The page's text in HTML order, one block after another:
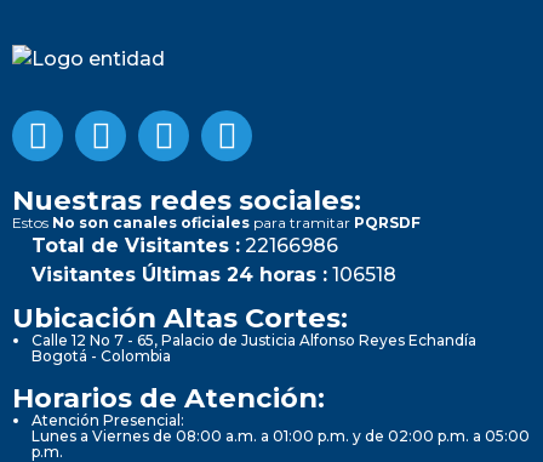
Nuestras redes sociales:
Estos No son canales oficiales para tramitar PQRSDF
Total de Visitantes : 22166986
Visitantes Últimas 24 horas : 106518
Ubicación Altas Cortes:
Calle 12 No 7 - 65, Palacio de Justicia Alfonso Reyes Echandía
Bogotá - Colombia
Horarios de Atención:
Atención Presencial:
Lunes a Viernes de 08:00 a.m. a 01:00 p.m. y de 02:00 p.m. a 05:00
p.m.